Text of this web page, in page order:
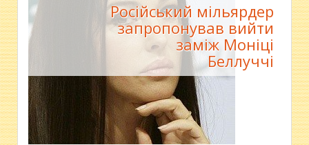
Російський мільярдер
запропонував вийти
заміж Моніці
Беллуччі